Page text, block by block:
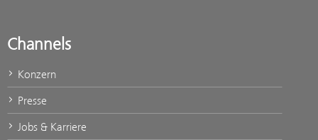
Channels
Konzern
Presse
Jobs & Karriere